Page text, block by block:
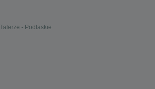
Talerze - Podlaskie